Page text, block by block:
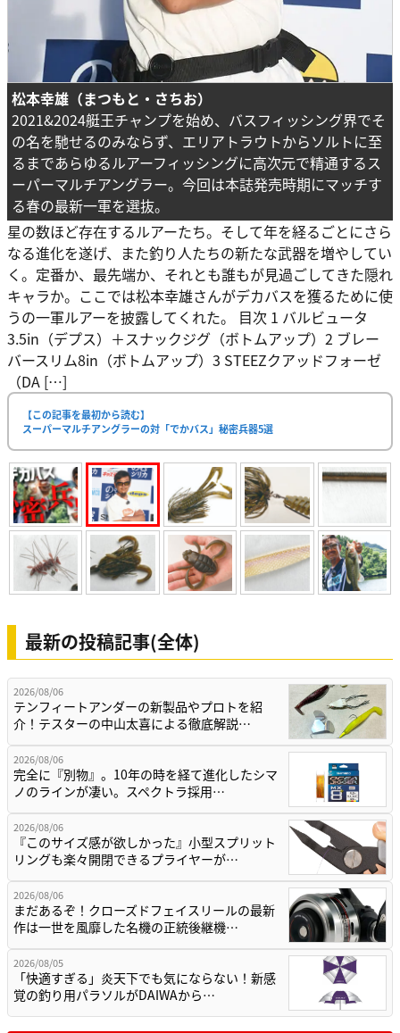
松本幸雄（まつもと・さちお）
2021&2024艇王チャンプを始め、バスフィッシング界でそ
の名を馳せるのみならず、エリアトラウトからソルトに至
るまであらゆるルアーフィッシングに高次元で精通するス
ーパーマルチアングラー。今回は本誌発売時期にマッチす
る春の最新一軍を選抜。
星の数ほど存在するルアーたち。そして年を経るごとにさら
なる進化を遂げ、また釣り人たちの新たな武器を増やしてい
く。定番か、最先端か、それとも誰もが見過ごしてきた隠れ
キャラか。ここでは松本幸雄さんがデカバスを獲るために使
うの一軍ルアーを披露してくれた。 目次 1 バルビュータ
3.5in（デプス）＋スナックジグ（ボトムアップ）2 ブレー
バースリム8in（ボトムアップ）3 STEEZクアッドフォーゼ
（DA […]
【この記事を最初から読む】
スーパーマルチアングラーの対「でかバス」秘密兵器5選
最新の投稿記事(全体)
2026/08/06
テンフィートアンダーの新製品やプロトを紹
介！テスターの中山太喜による徹底解説…
2026/08/06
完全に『別物』。10年の時を経て進化したシマ
ノのラインが凄い。スペクトラ採用…
2026/08/06
『このサイズ感が欲しかった』小型スプリット
リングも楽々開閉できるプライヤーが…
2026/08/06
まだあるぞ！クローズドフェイスリールの最新
作は一世を風靡した名機の正統後継機…
2026/08/05
「快適すぎる」炎天下でも気にならない！新感
覚の釣り用パラソルがDAIWAから…